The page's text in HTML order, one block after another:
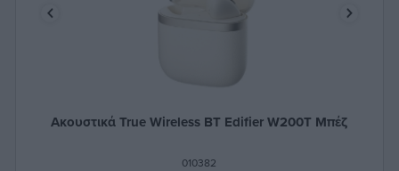
Ακουστικά True Wireless ΒΤ Edifier W200T Μπέζ
010382